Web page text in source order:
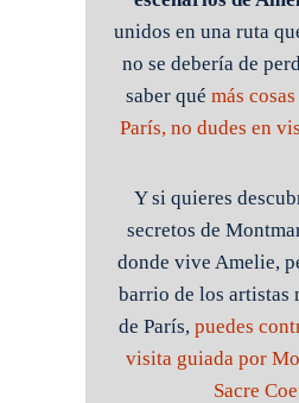
unidos en una ruta
no se debería de
saber qué más
París, no dudes en
Y si quieres
secretos de
donde vive Amelie,
barrio de los artistas
de París, puedes
visita guiada por
Sacre